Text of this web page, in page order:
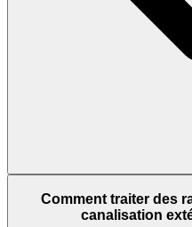
Comment traiter des
canalisation